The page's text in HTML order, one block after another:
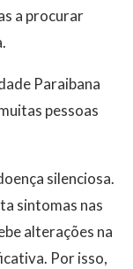
a procurar
Paraibana
pessoas
silenciosa.
sintomas nas
alterações na
Por isso,